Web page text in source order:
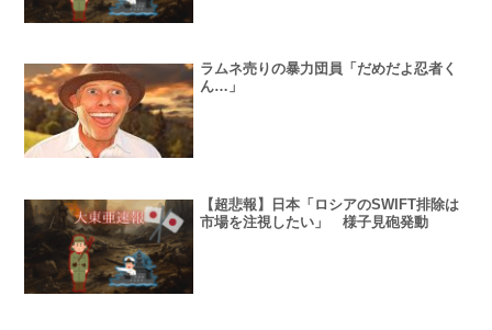
ラムネ売りの暴力団員「だめだよ忍者く
ん…」
【超悲報】日本「ロシアのSWIFT排除は
市場を注視したい」 様子見砲発動